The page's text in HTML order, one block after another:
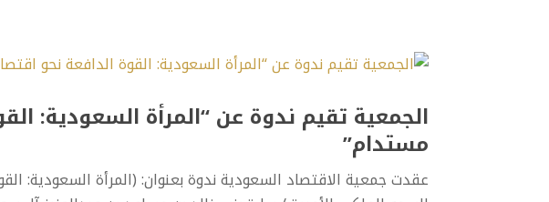
الجمعية تقيم ندوة عن “المرأة السعودية:
مستدام”
عقدت جمعية الاقتصاد السعودية ندوة بعنوان: (المرأة السعودية: